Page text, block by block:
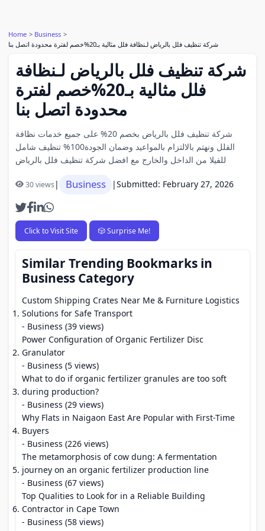
Home
Business
شركة تنظيف فلل بالرياض لـنظافة فلل مثالية بـ20%خصم لفترة محدودة اتصل بنا
شركة تنظيف فلل بالرياض لـنظافة
فلل مثالية بـ20%خصم لفترة
محدودة اتصل بنا
شركة تنظيف فلل بالرياض بخصم 20% على جميع خدمات نظافة
الفلل ونهتم بالالتزام بالمواعيد وضمان الجودة100% تنظيف شامل
للفيلا من الداخل والخارج مع افضل شركة تنظيف فلل بالرياض
30 views| Business |Submitted: February 27, 2026
Click to Visit Site 🎲 Surprise Me!
Similar Trending Bookmarks in
Business Category
Custom Shipping Crates Near Me & Furniture Logistics
Solutions for Safe Transport
- Business (39 views)
Power Configuration of Organic Fertilizer Disc
Granulator
- Business (5 views)
What to do if organic fertilizer granules are too soft
during production?
- Business (29 views)
Why Flats in Naigaon East Are Popular with First-Time
Buyers
- Business (226 views)
The metamorphosis of cow dung: A fermentation
journey on an organic fertilizer production line
- Business (67 views)
Top Qualities to Look for in a Reliable Building
Contractor in Cape Town
- Business (58 views)